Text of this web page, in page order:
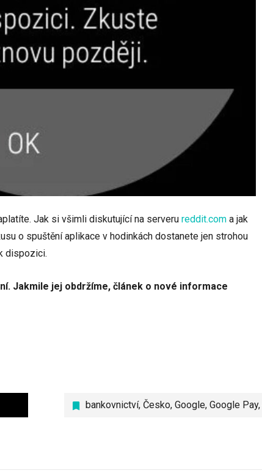
Jak si všimli diskutující na serveru reddit.com a jak
o spuštění aplikace v hodinkách dostanete jen strohou
dispozici.
Jakmile jej obdržíme, článek o nové informace
bankovnictví, Česko, Google, Google Pay,